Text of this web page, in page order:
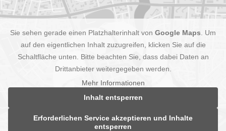
Sie sehen gerade einen Platzhalterinhalt von Google Maps . Um
auf den eigentlichen Inhalt zuzugreifen, klicken Sie auf die
Schaltfläche unten. Bitte beachten Sie, dass dabei Daten an
Drittanbieter weitergegeben werden.
Mehr Informationen
Inhalt entsperren
Erforderlichen Service akzeptieren und Inhalte
entsperren